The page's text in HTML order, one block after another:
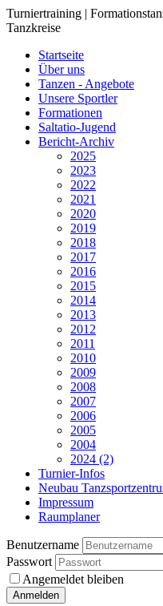
Turniertraining |
Tanzkreise
Startseite
Über uns
Tanzen - Angebote
Unsere Sportler
Formationen
Saltatio-Jugend
Bericht-Archiv
2025
2023
2022
2021
2020
2019
2018
2017
2016
2015
2014
2013
2012
2011
2010
2009
2008
2007
2006
2005
2004
2024 (2)
Turnier-Infos
Neubau
Impressum
Raumplaner
Benutzername
Passwort
Angemeldet bleiben